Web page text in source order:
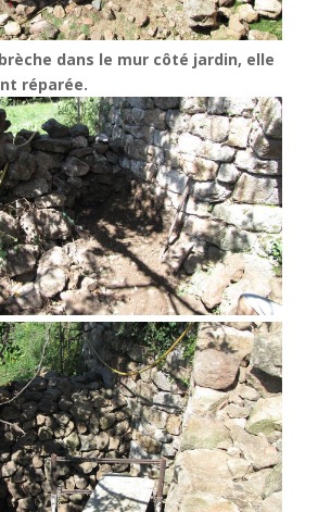
dans le mur côté jardin, elle
réparée.